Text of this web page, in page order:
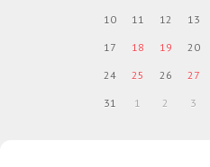
10 11 12 13
17 18 19 20
24 25 26 27
31 1 2 3